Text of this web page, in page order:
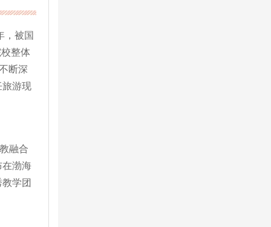
，被国
整体
断深
旅游现
融合
在渤海
学团